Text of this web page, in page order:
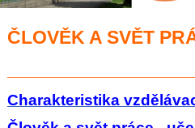
ČLOVĚK A SVĚT
Charakteristika